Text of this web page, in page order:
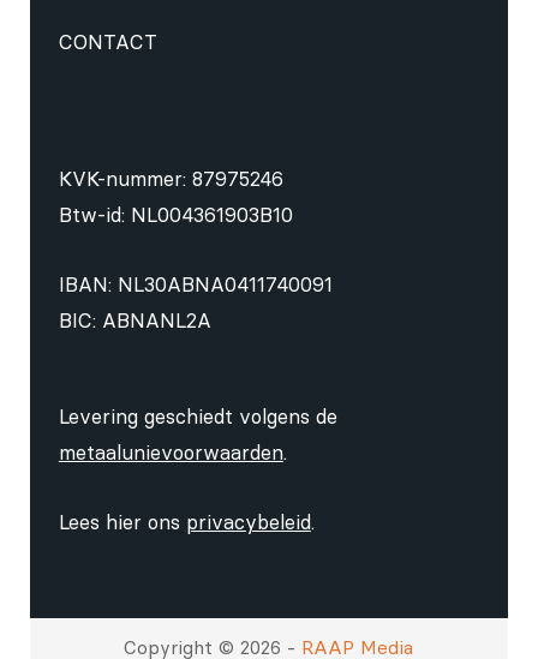
CONTACT
KVK-nummer: 87975246
Btw-id: NL004361903B10
IBAN: NL30ABNA0411740091
BIC: ABNANL2A
Levering geschiedt volgens de
metaalunievoorwaarden.
Lees hier ons privacybeleid.
Copyright © 2026 - RAAP Media